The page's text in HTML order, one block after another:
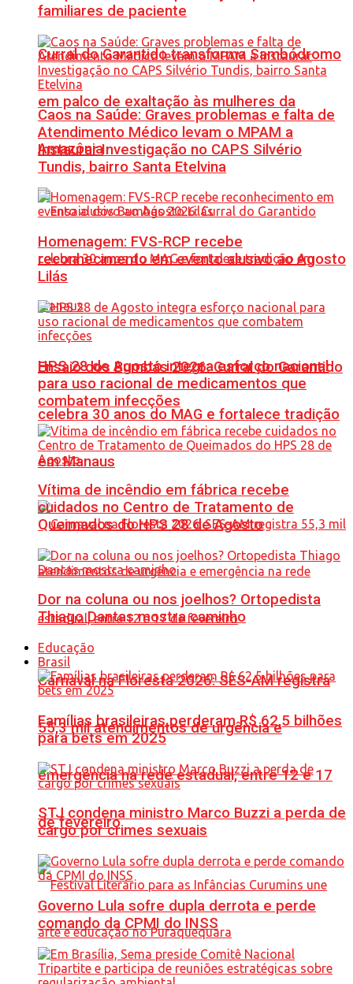
Curral do Garantido transforma Sambódromo
em palco de exaltação às mulheres da
Amazônia
Ensaio dos Bumbás 2026: Curral do Garantido
celebra 30 anos do MAG e fortalece tradição
em Manaus
Carnaval na Floresta 2026: SES-AM registra
55,3 mil atendimentos de urgência e
emergência na rede estadual, entre 12 e 17
de fevereiro
familiares de paciente
Caos na Saúde: Graves problemas e falta de
Atendimento Médico levam o MPAM a
Instaurar Investigação no CAPS Silvério
Tundis, bairro Santa Etelvina
Homenagem: FVS-RCP recebe
reconhecimento em evento alusivo ao Agosto
Lilás
HPS 28 de Agosto integra esforço nacional
para uso racional de medicamentos que
combatem infecções
Vítima de incêndio em fábrica recebe
cuidados no Centro de Tratamento de
Queimados do HPS 28 de Agosto
Dor na coluna ou nos joelhos? Ortopedista
Thiago Dantas mostra caminho
Educação
Brasil
Famílias brasileiras perderam R$ 62,5 bilhões
para bets em 2025
STJ condena ministro Marco Buzzi a perda de
cargo por crimes sexuais
Governo Lula sofre dupla derrota e perde
comando da CPMI do INSS